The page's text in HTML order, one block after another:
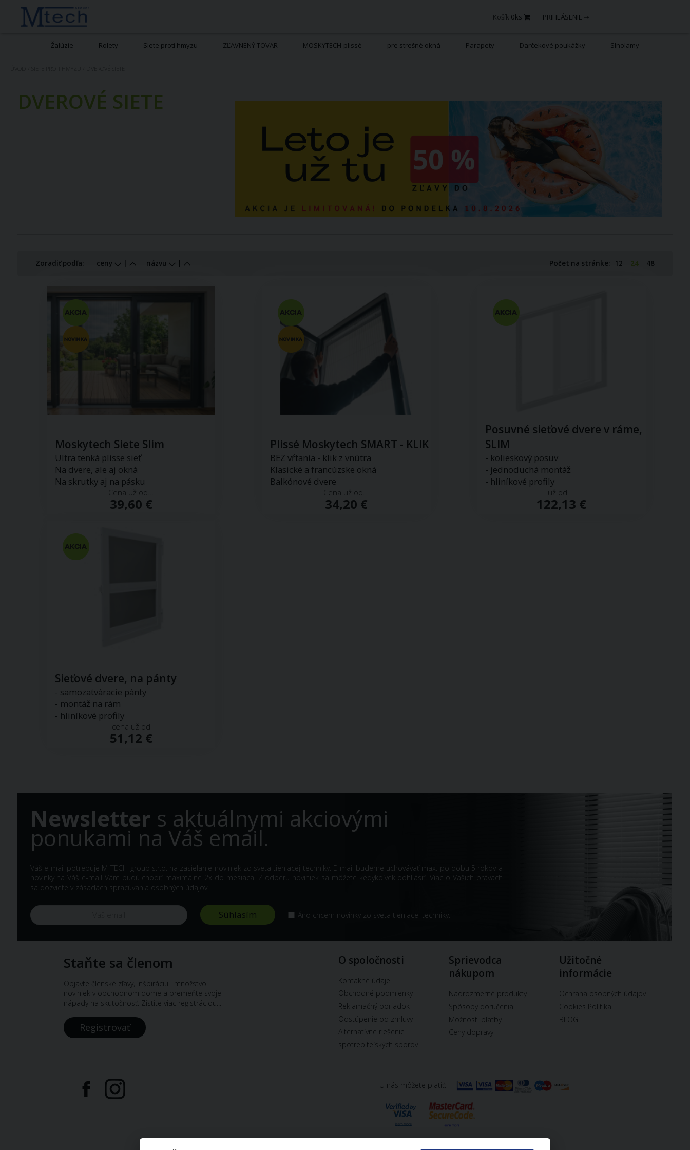
Košík 0ks PRIHLÁSENIE ➞
Žalúzie Rolety Siete proti hmyzu ZĽAVNENÝ TOVAR MOSKYTECH-plissé pre strešné okná Parapety Darčekové poukážky Slnolamy
DVEROVÉ SIETE
Zoradiť podľa: ceny | názvu | Počet na stránke: 12 24 48
Moskytech Siete Slim
Ultra tenká plisse sieť
Na dvere, ale aj okná
Na skrutky aj na pásku
Cena už od...
39,60 €
Plissé Moskytech SMART - KLIK
BEZ vŕtania - klik z vnútra
Klasické a francúzske okná
Balkónové dvere
Cena už od...
34,20 €
Posuvné sieťové dvere v ráme,
SLIM
- kolieskový posuv
- jednoduchá montáž
- hliníkové profily
už od ...
122,13 €
Sieťové dvere, na pánty
- samozatváracie pánty
- montáž na rám
- hliníkové profily
cena už od
51,12 €
Newsletter s aktuálnymi akciovými
ponukami na Váš email.
Váš e-mail potrebuje M-TECH group s.r.o. na zasielanie noviniek zo sveta tieniacej techniky. E-mail budeme uchovávať max. po dobu 5 rokov a
novinky na Váš e-mail Vám budú chodiť maximálne 2x do mesiaca. Z odberu noviniek sa môžete kedykoľvek odhl.ásiť. Viac o Vašich právach
sa dozviete v zásadách spracúvania osobných údajov
Áno chcem novinky zo sveta tieniacej techniky.
Staňte sa členom
Objavte členské zľavy, inšpiráciu i množstvo
noviniek v obchodnom dome a premeňte svoje
nápady na skutočnosť. Zistite viac registráciou...
Registrovať
O spoločnosti
Kontakné údaje
Obchodné podmienky
Reklamačný poriadok
Odstúpenie od zmluvy
Alternatívne riešenie
spotrebiteľských sporov
Sprievodca
nákupom
Nadrozmerné produkty
Spôsoby doručenia
Možnosti platby
Ceny dopravy
Užitočné
informácie
Ochrana osobných údajov
Cookies Politika
BLOG
U nás môžete platiť: